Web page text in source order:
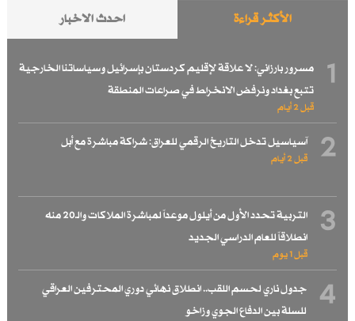
الأكثر قراءة احدث الاخبار
1
مسرور بارزاني: لا علاقة لإقليم كردستان بإسرائيل وسياساتنا الخارجية
تتبع بغداد ونرفض الانخراط في صراعات المنطقة
قبل 2 أيام
2 آسياسيل تدخل التاريخ الرقمي للعراق: شراكة مباشرة مع أبل
قبل 2 أيام
3
التربية تحدد الأول من أيلول موعداً لمباشرة الملاكات والـ20 منه
انطلاقاً للعام الدراسي الجديد
قبل 1 یوم
4
جدول ناري لحسم اللقب.. انطلاق نهائي دوري المحترفين العراقي
للسلة بين الدفاع الجوي وزاخو